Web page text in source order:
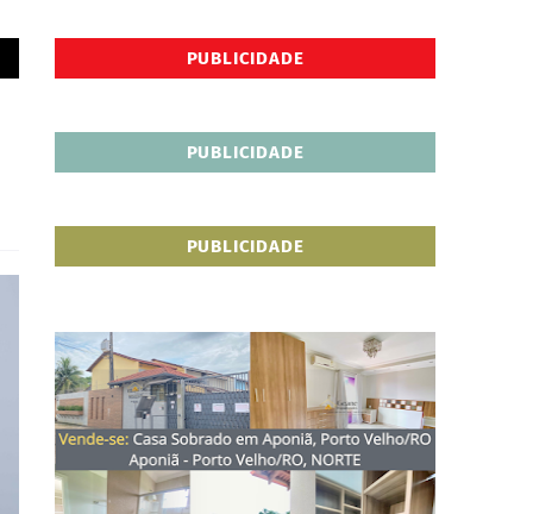
PUBLICIDADE
PUBLICIDADE
PUBLICIDADE